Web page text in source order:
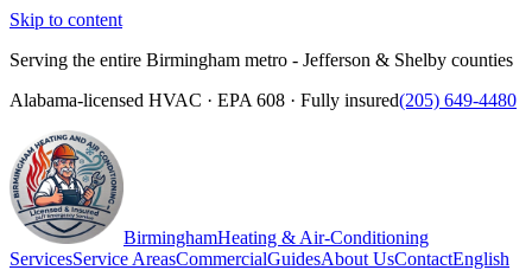
Skip to content
Serving the entire Birmingham metro - Jefferson & Shelby counties
Alabama-licensed HVAC · EPA 608 · Fully insured(205) 649-4480
BirminghamHeating & Air-Conditioning
ServicesService AreasCommercialGuidesAbout UsContactEnglish